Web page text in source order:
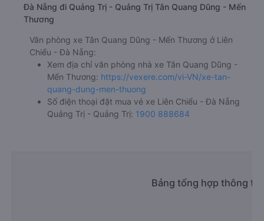
Đà Nẵng đi Quảng Trị - Quảng Trị Tân Quang Dũng - Mến
Thương
Văn phòng xe Tân Quang Dũng - Mến Thương ở Liên
Chiểu - Đà Nẵng:
Xem địa chỉ văn phòng nhà xe Tân Quang Dũng -
Mến Thương: https://vexere.com/vi-VN/xe-tan-
quang-dung-men-thuong
Số điện thoại đặt mua vé xe Liên Chiểu - Đà Nẵng
Quảng Trị - Quảng Trị: 1900 888684
Bảng tổng hợp thông